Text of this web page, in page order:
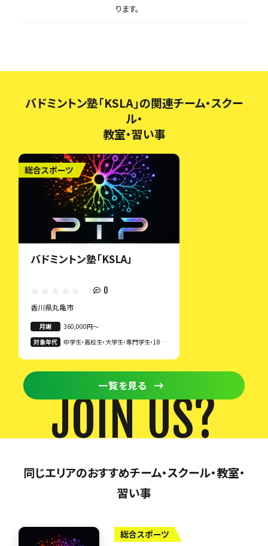
ります。
バドミントン塾「KSLA」の関連チーム・スクー
ル・
教室・習い事
総合スポーツ
バドミントン塾「KSLA」
0
香川県丸亀市
月謝
360,000円〜
対象年代
中学生・高校生・大学生・専門学生・18歳
一覧を見る
JOIN US?
同じエリアのおすすめチーム・スクール・教室・
習い事
総合スポーツ